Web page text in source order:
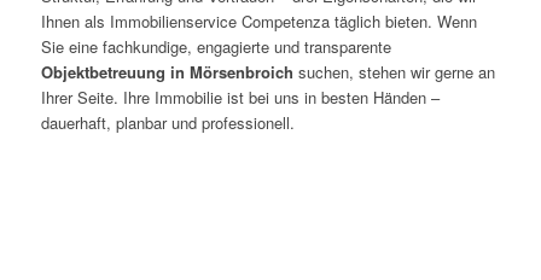
Ihnen als Immobilienservice Competenza täglich bieten. Wenn
Sie eine fachkundige, engagierte und transparente
Objektbetreuung in Mörsenbroich suchen, stehen wir gerne an
Ihrer Seite. Ihre Immobilie ist bei uns in besten Händen –
dauerhaft, planbar und professionell.